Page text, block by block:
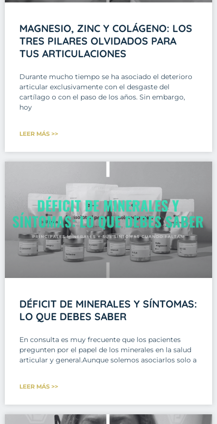
MAGNESIO, ZINC Y COLÁGENO: LOS
TRES PILARES OLVIDADOS PARA
TUS ARTICULACIONES
Durante mucho tiempo se ha asociado el deterioro
articular exclusivamente con el desgaste del
cartílago o con el paso de los años. Sin embargo,
hoy
LEER MÁS >>
DÉFICIT DE MINERALES Y SÍNTOMAS:
LO QUE DEBES SABER
En consulta es muy frecuente que los pacientes
pregunten por el papel de los minerales en la salud
articular y general.Aunque solemos asociarlos solo a
LEER MÁS >>